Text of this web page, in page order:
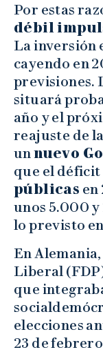
Por estas
débil
La inversión
cayendo en
previsiones.
situará
año y el
reajuste de
unnuevo
que el déficit
públicas en
unos 5.000
lo previsto
En
Liberal
que
elecciones
23 de